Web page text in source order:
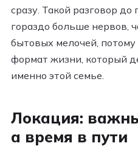
сразу. Такой разговор до
гораздо больше нервов,
бытовых мелочей, потому
формат жизни, который
именно этой семье.
Локация:
а время в пути